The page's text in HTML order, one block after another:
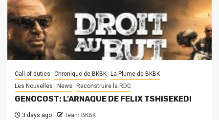
Call of duties Chronique de BKBK
La Plume de BKBK
Les Nouvelles | News
Reconstruire la RDC
GENOCOST: L’ARNAQUE DE FELIX TSHISEKEDI
3 days ago Team BKBK